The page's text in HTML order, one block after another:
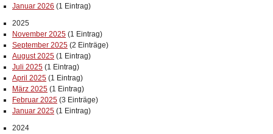
Januar 2026 (1 Eintrag)
2025
November 2025 (1 Eintrag)
September 2025 (2 Einträge)
August 2025 (1 Eintrag)
Juli 2025 (1 Eintrag)
April 2025 (1 Eintrag)
März 2025 (1 Eintrag)
Februar 2025 (3 Einträge)
Januar 2025 (1 Eintrag)
2024